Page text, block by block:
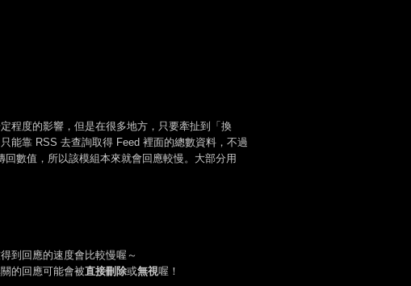
程度的影響，但是在很多地方，只要牽扯到「換
能靠 RSS 去查詢取得 Feed 裡面的總數資料，不過
數值，所以該模組本來就會回應較慢。大部分用
到回應的速度會比較慢喔～
的回應可能會被直接刪除或無視喔！